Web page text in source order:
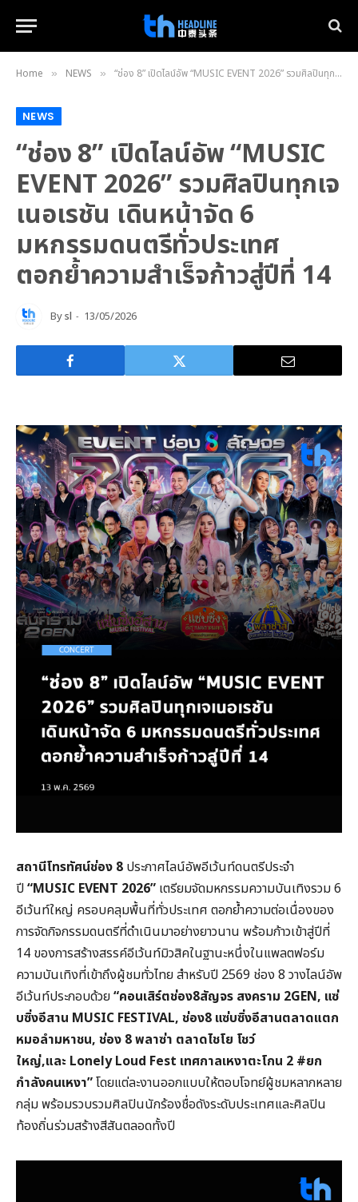
Home » NEWS » “ช่อง 8” เปิดไลน์อัพ “MUSIC EVENT 2026” รวมศิลปินทุกเจเนอเรชัน เดินหน้าจัด 6 มหกรรมดนตรีทั่วประเทศ ตอกย้ำความสำเร็จก้าวสู่ปีที่ 14
NEWS
“ช่อง 8” เปิดไลน์อัพ “MUSIC
EVENT 2026” รวมศิลปินทุกเจ
เนอเรชัน เดินหน้าจัด 6
มหกรรมดนตรีทั่วประเทศ
ตอกย้ำความสำเร็จก้าวสู่ปีที่ 14
Bysl 13/05/2026
สถานีโทรทัศน์ช่อง 8 ประกาศไลน์อัพอีเว้นท์ดนตรีประจำ
ปี“MUSIC EVENT 2026” เตรียมจัดมหกรรมความบันเทิงรวม 6
อีเว้นท์ใหญ่ ครอบคลุมพื้นที่ทั่วประเทศ ตอกย้ำความต่อเนื่องของ
การจัดกิจกรรมดนตรีที่ดำเนินมาอย่างยาวนาน พร้อมก้าวเข้าสู่ปีที่
14 ของการสร้างสรรค์อีเว้นท์มิวสิคในฐานะหนึ่งในแพลตฟอร์ม
ความบันเทิงที่เข้าถึงผู้ชมทั่วไทย สำหรับปี 2569 ช่อง 8 วางไลน์อัพ
อีเว้นท์ประกอบด้วย“คอนเสิร์ตช่อง8สัญจร สงคราม 2GEN, แซ่
บซิ่งอีสาน MUSIC FESTIVAL, ช่อง8 แซ่บซิ่งอีสานตลาดแตก
หมอลำมหาชน, ช่อง 8พลาซ่า ตลาดไชโย โชว์
ใหญ่,และ Lonely Loud Fest เทศกาลเหงาตะโกน 2 #ยก
กำลังคนเหงา”โดยแต่ละงานออกแบบให้ตอบโจทย์ผู้ชมหลากหลาย
กลุ่ม พร้อมรวบรวมศิลปินนักร้องชื่อดังระดับประเทศและศิลปิน
ท้องถิ่นร่วมสร้างสีสันตลอดทั้งปี